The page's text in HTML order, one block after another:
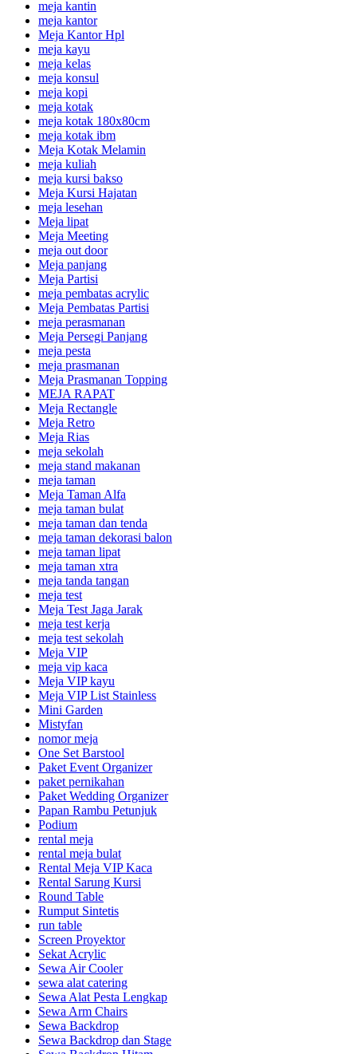
meja kantin
meja kantor
Meja Kantor Hpl
meja kayu
meja kelas
meja konsul
meja kopi
meja kotak
meja kotak 180x80cm
meja kotak ibm
Meja Kotak Melamin
meja kuliah
meja kursi bakso
Meja Kursi Hajatan
meja lesehan
Meja lipat
Meja Meeting
meja out door
Meja panjang
Meja Partisi
meja pembatas acrylic
Meja Pembatas Partisi
meja perasmanan
Meja Persegi Panjang
meja pesta
meja prasmanan
Meja Prasmanan Topping
MEJA RAPAT
Meja Rectangle
Meja Retro
Meja Rias
meja sekolah
meja stand makanan
meja taman
Meja Taman Alfa
meja taman bulat
meja taman dan tenda
meja taman dekorasi balon
meja taman lipat
meja taman xtra
meja tanda tangan
meja test
Meja Test Jaga Jarak
meja test kerja
meja test sekolah
Meja VIP
meja vip kaca
Meja VIP kayu
Meja VIP List Stainless
Mini Garden
Mistyfan
nomor meja
One Set Barstool
Paket Event Organizer
paket pernikahan
Paket Wedding Organizer
Papan Rambu Petunjuk
Podium
rental meja
rental meja bulat
Rental Meja VIP Kaca
Rental Sarung Kursi
Round Table
Rumput Sintetis
run table
Screen Proyektor
Sekat Acrylic
Sewa Air Cooler
sewa alat catering
Sewa Alat Pesta Lengkap
Sewa Arm Chairs
Sewa Backdrop
Sewa Backdrop dan Stage